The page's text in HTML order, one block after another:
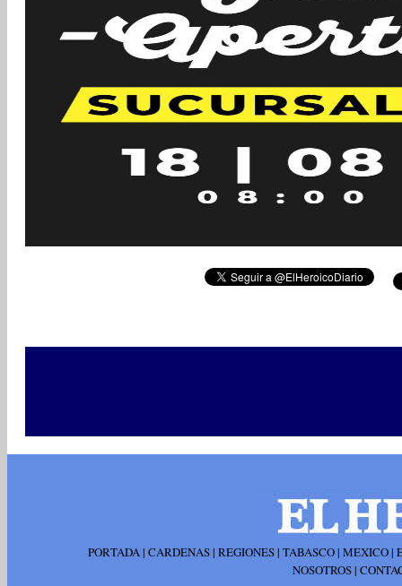
PORTADA| CARDENAS| REGIONES| TABASCO| MEXICO|
NOSOTROS|